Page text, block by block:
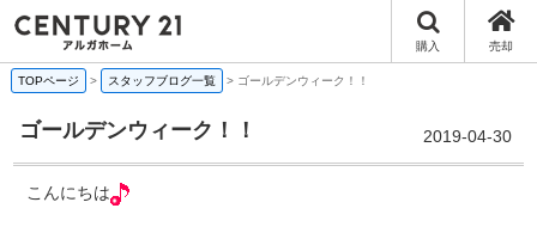
購入 売却
TOPページ > スタッフブログ一覧 > ゴールデンウィーク！！
ゴールデンウィーク！！ 2019-04-30
こんにちは